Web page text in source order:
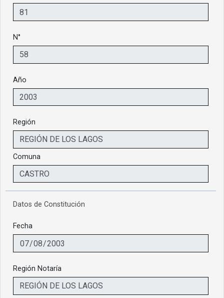
N°
Año
Región
Comuna
Datos de Constitución
Fecha
Región Notaría